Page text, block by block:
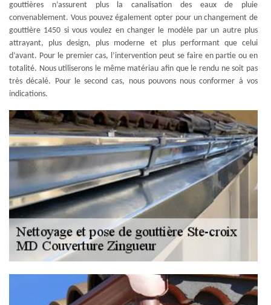
gouttières n’assurent plus la canalisation des eaux de pluie
convenablement. Vous pouvez également opter pour un changement de
gouttière 1450 si vous voulez en changer le modèle par un autre plus
attrayant, plus design, plus moderne et plus performant que celui
d’avant. Pour le premier cas, l’intervention peut se faire en partie ou en
totalité. Nous utiliserons le même matériau afin que le rendu ne soit pas
très décalé. Pour le second cas, nous pouvons nous conformer à vos
indications.